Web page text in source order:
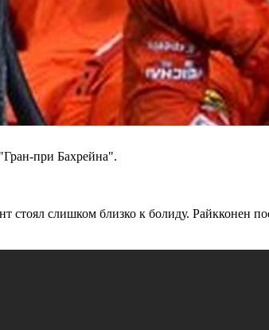
при Бахрейна".
слишком близко к болиду. Райкконен